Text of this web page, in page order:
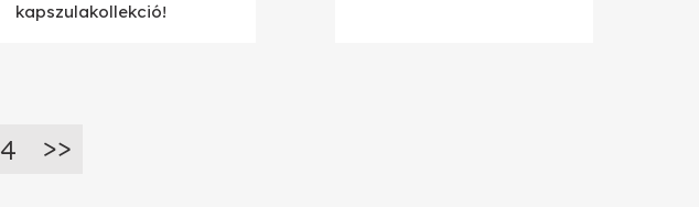
kapszulakollekció!
4